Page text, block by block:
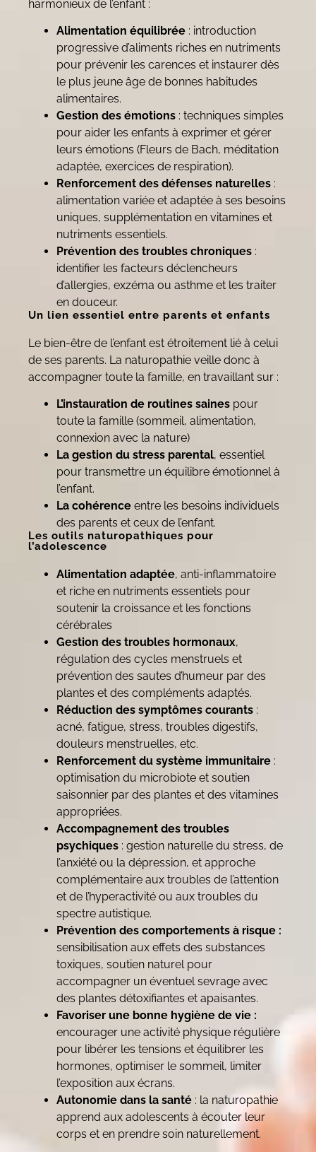
harmonieux de l’enfant :
Alimentation équilibrée : introduction
progressive d’aliments riches en nutriments
pour prévenir les carences et instaurer dès
le plus jeune âge de bonnes habitudes
alimentaires.
Gestion des émotions : techniques simples
pour aider les enfants à exprimer et gérer
leurs émotions (Fleurs de Bach, méditation
adaptée, exercices de respiration).
Renforcement des défenses naturelles :
alimentation variée et adaptée à ses besoins
uniques, supplémentation en vitamines et
nutriments essentiels.
Prévention des troubles chroniques :
identifier les facteurs déclencheurs
d’allergies, exzéma ou asthme et les traiter
en douceur.
Un lien essentiel entre parents et enfants
Le bien-être de l’enfant est étroitement lié à celui
de ses parents. La naturopathie veille donc à
accompagner toute la famille, en travaillant sur :
L’instauration de routines saines pour
toute la famille (sommeil, alimentation,
connexion avec la nature)
La gestion du stress parental, essentiel
pour transmettre un équilibre émotionnel à
l’enfant.
La cohérence entre les besoins individuels
des parents et ceux de l’enfant.
Les outils naturopathiques pour
l’adolescence
Alimentation adaptée, anti-inflammatoire
et riche en nutriments essentiels pour
soutenir la croissance et les fonctions
cérébrales
Gestion des troubles hormonaux,
régulation des cycles menstruels et
prévention des sautes d’humeur par des
plantes et des compléments adaptés.
Réduction des symptômes courants :
acné, fatigue, stress, troubles digestifs,
douleurs menstruelles, etc.
Renforcement du système immunitaire :
optimisation du microbiote et soutien
saisonnier par des plantes et des vitamines
appropriées.
Accompagnement des troubles
psychiques : gestion naturelle du stress, de
l’anxiété ou la dépression, et approche
complémentaire aux troubles de l’attention
et de l’hyperactivité ou aux troubles du
spectre autistique.
Prévention des comportements à risque :
sensibilisation aux effets des substances
toxiques, soutien naturel pour
accompagner un éventuel sevrage avec
des plantes détoxifiantes et apaisantes.
Favoriser une bonne hygiène de vie :
encourager une activité physique régulière
pour libérer les tensions et équilibrer les
hormones, optimiser le sommeil, limiter
l’exposition aux écrans.
Autonomie dans la santé : la naturopathie
apprend aux adolescents à écouter leur
corps et en prendre soin naturellement.